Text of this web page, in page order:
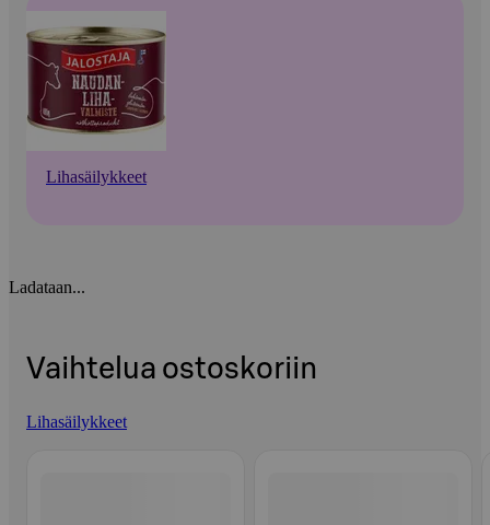
Lihasäilykkeet
Ladataan...
Vaihtelua ostoskoriin
Lihasäilykkeet